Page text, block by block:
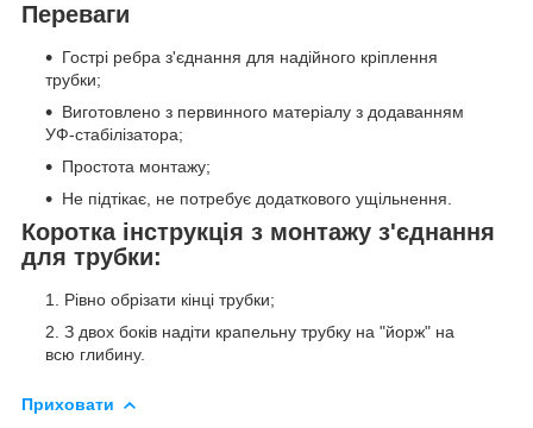
Переваги
Гострі ребра з'єднання для надійного кріплення
трубки;
Виготовлено з первинного матеріалу з додаванням
УФ-стабілізатора;
Простота монтажу;
Не підтікає, не потребує додаткового ущільнення.
Коротка інструкція з монтажу з'єднання
для трубки:
Рівно обрізати кінці трубки;
З двох боків надіти крапельну трубку на "йорж" на
всю глибину.
Приховати